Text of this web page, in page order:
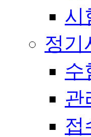
시
정기
수
관
접